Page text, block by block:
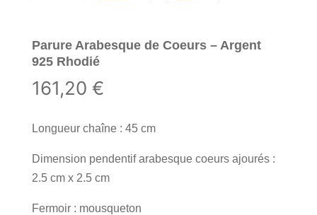
Parure Arabesque de Coeurs – Argent
925 Rhodié
161,20 €
Longueur chaîne : 45 cm
Dimension pendentif arabesque coeurs ajourés :
2.5 cm x 2.5 cm
Fermoir : mousqueton